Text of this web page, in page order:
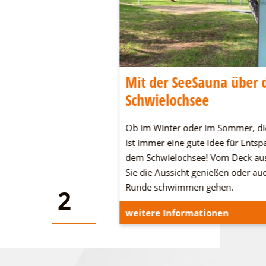
Mit der SeeSauna über
Schwielochsee
Ob im Winter oder im Sommer,
ist immer eine gute Idee für
dem Schwielochsee! Vom Deck
Sie die Aussicht genießen oder
Runde schwimmen gehen.
weitere Informationen
2